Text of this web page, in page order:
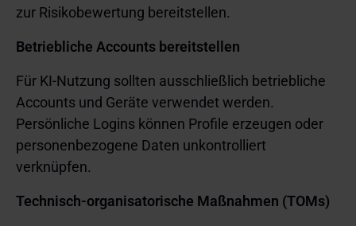
zur Risikobewertung bereitstellen.
Betriebliche Accounts bereitstellen
Für KI-Nutzung sollten ausschließlich betriebliche
Accounts und Geräte verwendet werden.
Persönliche Logins können Profile erzeugen oder
personenbezogene Daten unkontrolliert
verknüpfen.
Technisch-organisatorische Maßnahmen (TOMs)